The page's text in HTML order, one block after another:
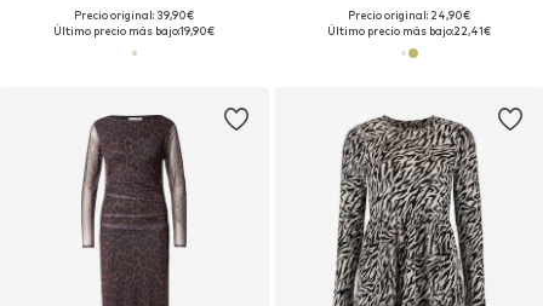
Precio original: 39,90€
Último precio más bajo:19,90€
Precio original: 24,90€
Último precio más bajo:22,41€